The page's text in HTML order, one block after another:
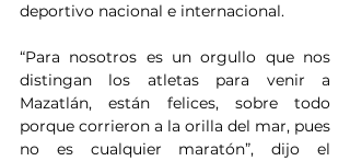
deportivo nacional e internacional.
“Para nosotros es un orgullo que nos
distingan los atletas para venir a
Mazatlán, están felices, sobre todo
porque corrieron a la orilla del mar, pues
no es cualquier maratón”, dijo el